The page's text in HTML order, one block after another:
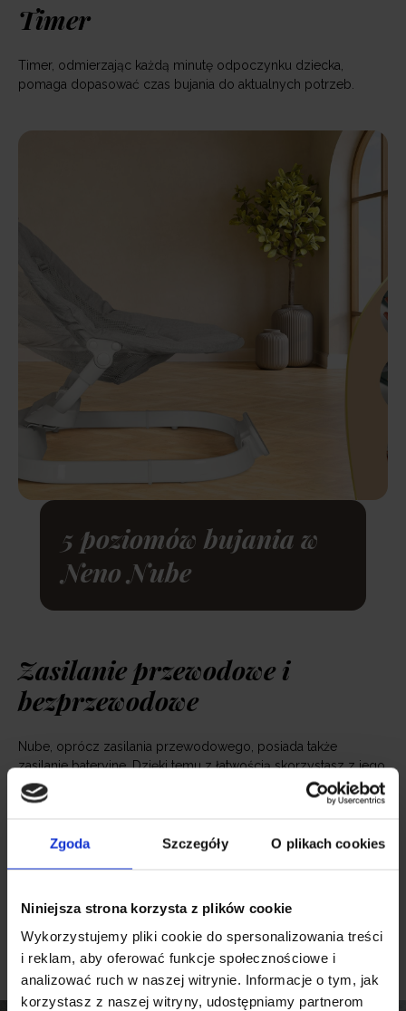
Zgoda Szczegóły O plikach cookies
Niniejsza strona korzysta z plików cookie
Wykorzystujemy pliki cookie do spersonalizowania treści
i reklam, aby oferować funkcje społecznościowe i
analizować ruch w naszej witrynie. Informacje o tym, jak
korzystasz z naszej witryny, udostępniamy partnerom
Timer
Timer, odmierzając każdą minutę odpoczynku dziecka,
pomaga dopasować czas bujania do aktualnych potrzeb.
5 poziomów bujania w
Neno Nube
Zasilanie przewodowe i
bezprzewodowe
Nube, oprócz zasilania przewodowego, posiada także
zasilanie bateryjne. Dzięki temu z łatwością skorzystasz z jego
pomocy w domu i na świeżym powietrzu, bez konieczności
używania prądu
Cały zestaw
czego potrzebujesz, aby wygodnie korzystać z produktu:
dokładną instrukcję użytkowania.